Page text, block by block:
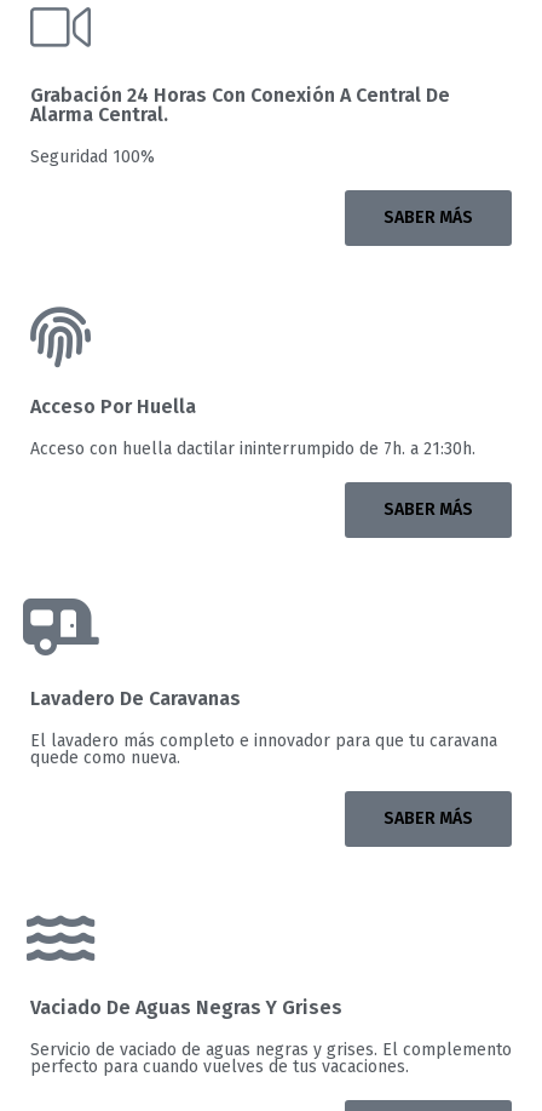
Grabación 24 Horas Con Conexión A Central De
Alarma Central.
Seguridad 100%
SABER MÁS
Acceso Por Huella
Acceso con huella dactilar ininterrumpido de 7h. a 21:30h.
SABER MÁS
Lavadero De Caravanas
El lavadero más completo e innovador para que tu caravana
quede como nueva.
SABER MÁS
Vaciado De Aguas Negras Y Grises
Servicio de vaciado de aguas negras y grises. El complemento
perfecto para cuando vuelves de tus vacaciones.